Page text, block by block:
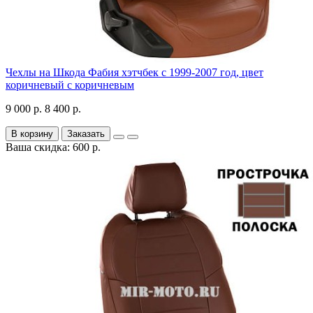
Чехлы на Шкода Фабия хэтчбек с 1999-2007 год, цвет
коричневый с коричневым
9 000 р. 8 400 р.
В корзину Заказать
Ваша скидка: 600 р.